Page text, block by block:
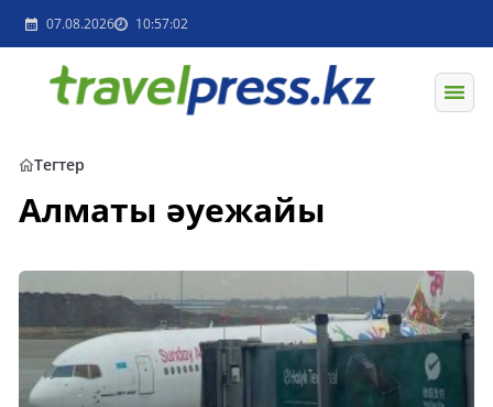
07.08.2026 10:57:02
Тегтер
Алматы әуежайы